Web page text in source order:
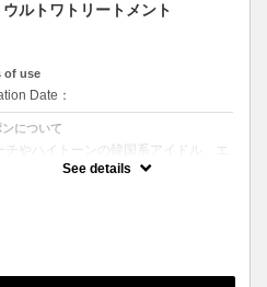
ルトワトリートメント
of use
Date：
ンについて
チやハイトーンの韓国系アイドル、エ
グ毛にお悩みの美魔女も夢中！全ての
See details